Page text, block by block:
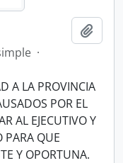
·
A LA PROVINCIA
POR EL
AL EJECUTIVO Y
PARA QUE
Y OPORTUNA.